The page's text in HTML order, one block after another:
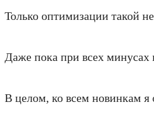
Только оптимизации такой
Даже пока при всех минусах
В целом, ко всем новинкам